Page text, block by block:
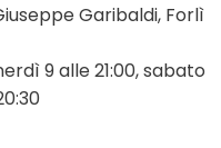
Garibaldi, Forlì
9 alle 21:00, sabato